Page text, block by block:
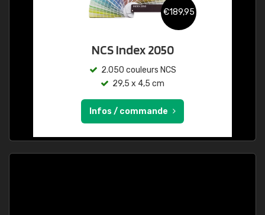
€189,95
NCS Index 2050
2.050 couleurs NCS
29,5 x 4,5 cm
Infos / commande